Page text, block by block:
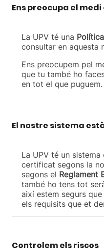
Ens preocupa el
La UPV té una
consultar en aquesta
Ens preocupem pel
que tu també ho
en tot el que puguem.
El nostre sistema
La UPV té un
certificat segons la
segons el Reglament
també ho tens tot
així estem segurs
els requisits que et
Controlem els riscos